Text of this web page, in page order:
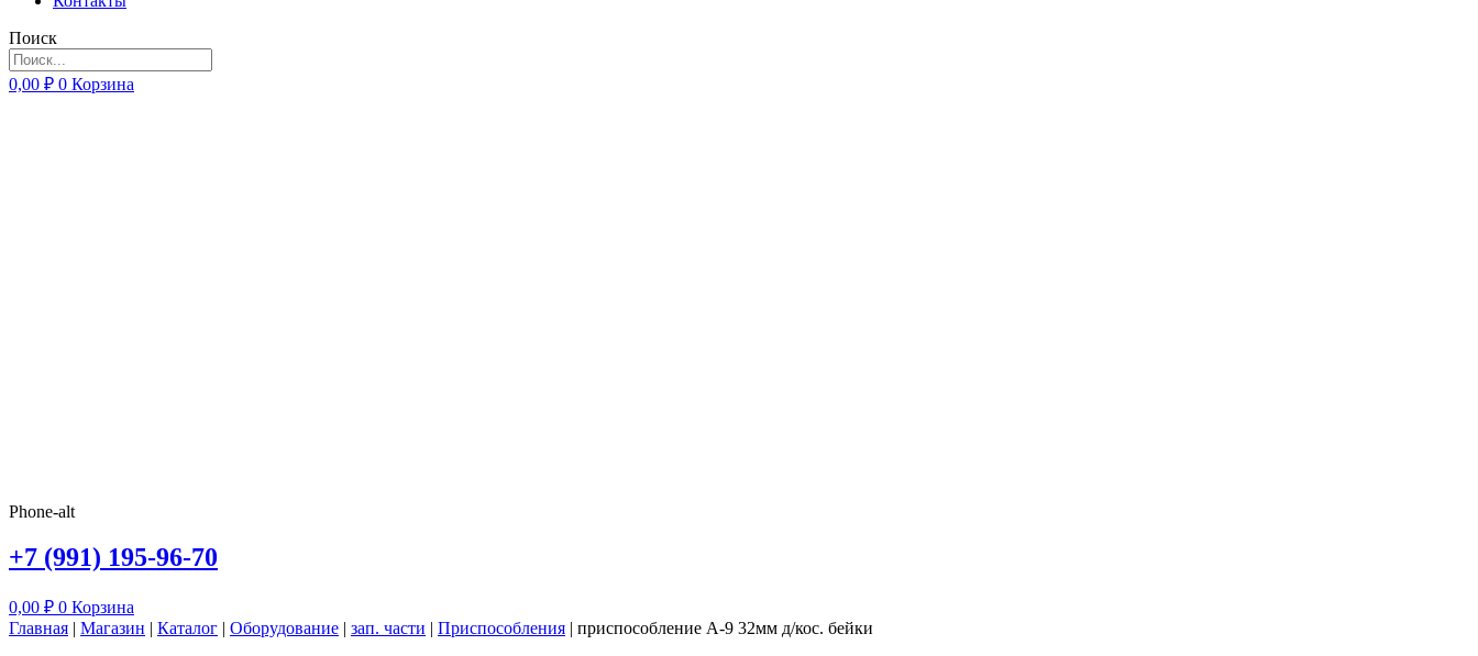
Поиск
0,00 ₽ 0 Корзина
Phone-alt
+7 (991) 195-96-70
0,00 ₽ 0 Корзина
Главная | Магазин | Каталог | Оборудование | зап. части | Приспособления | приспособление А-9 32мм д/кос. бейки